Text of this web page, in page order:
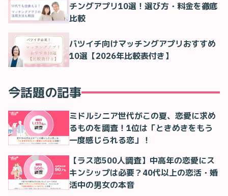
チングアプリ10選！選び方・料金を徹底
比較
バツイチ向けマッチングアプリおすすめ
10選【2026年比較表付き】
今話題の記事
ミドルシニア世代がこの夏、恋愛に求め
るものを調査！1位は「ときめきをもう
一度感じられる恋」！
【ラス恋500人調査】中高年の恋愛にス
キンシップは必要？40代以上の恋活・婚
活中の男女の本音